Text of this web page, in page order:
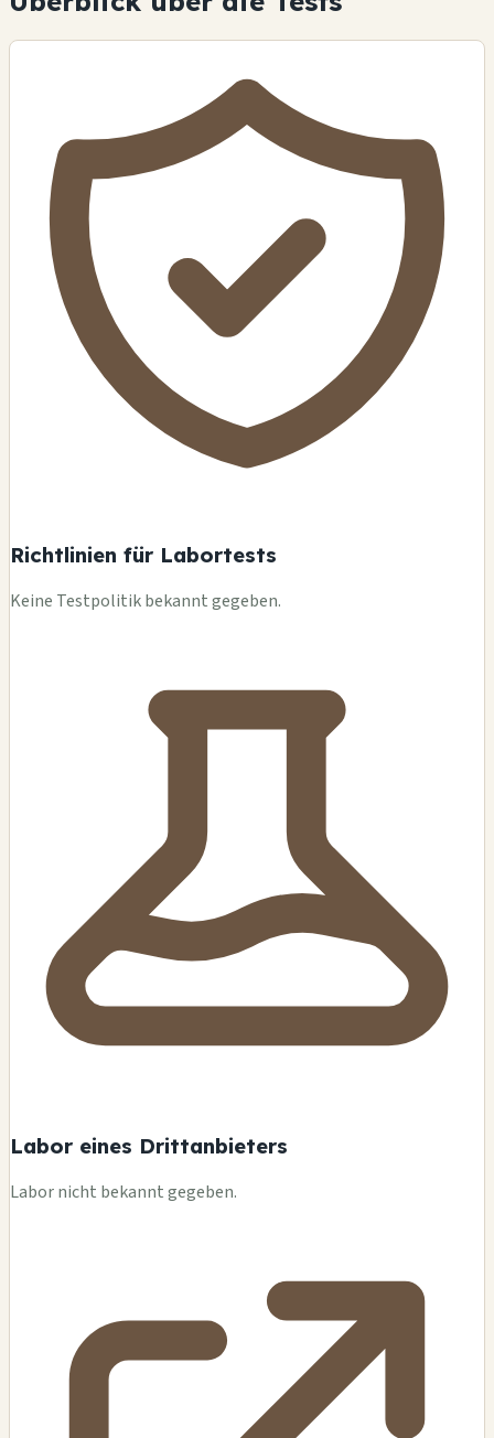
Richtlinien für Labortests
Keine Testpolitik bekannt gegeben.
Labor eines Drittanbieters
Labor nicht bekannt gegeben.